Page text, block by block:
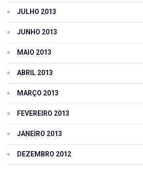
JULHO 2013
JUNHO 2013
MAIO 2013
ABRIL 2013
MARÇO 2013
FEVEREIRO 2013
JANEIRO 2013
DEZEMBRO 2012